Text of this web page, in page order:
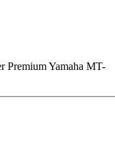
Premium Yamaha MT-